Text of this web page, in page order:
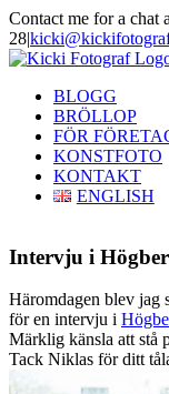
Skip
to
content
Contact me for a chat
28|
Instagram
Facebook
BLOGG
BRÖLLOP
FÖR
KONSTFOTO
KONTAKT
ENGLISH
Intervju i
Häromdagen blev jag
för en intervju i
Märklig känsla att stå
Tack Niklas för ditt